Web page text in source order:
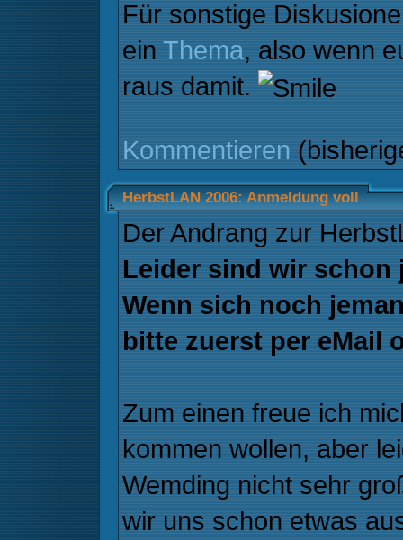
Für sonstige
ein Thema, also wenn
raus damit.
Kommentieren
HerbstLAN 2006: Anmeldung voll
Der Andrang zur
Leider sind wir
Wenn sich noch
bitte zuerst per eMail
Zum einen freue ich
kommen wollen, aber
Wemding nicht sehr
wir uns schon etwas